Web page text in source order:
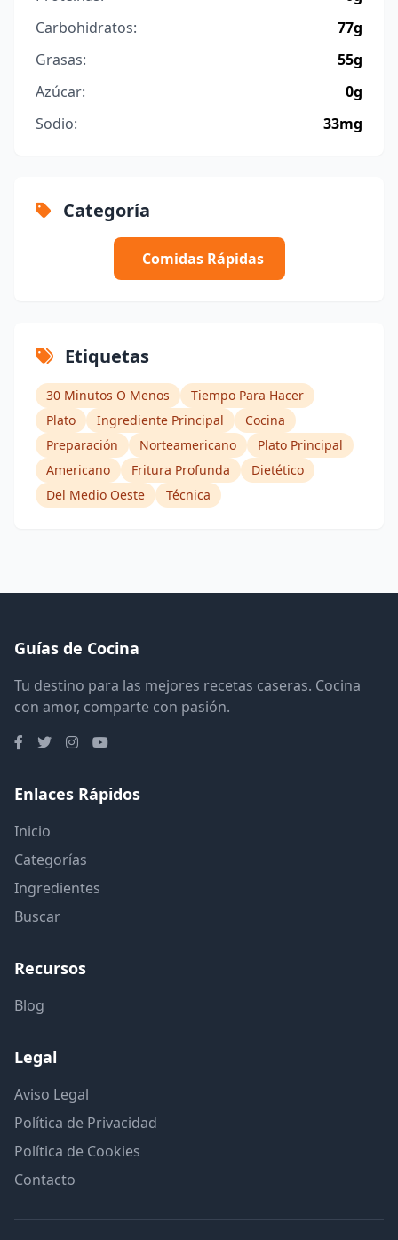
Carbohidratos:
77g
Grasas:
55g
Azúcar:
0g
Sodio:
33mg
Categoría
Comidas Rápidas
Etiquetas
30 Minutos O Menos
Tiempo Para Hacer
Plato
Ingrediente Principal
Cocina
Preparación
Norteamericano
Plato Principal
Americano
Fritura Profunda
Dietético
Del Medio Oeste
Técnica
Guías de Cocina
Tu destino para las mejores recetas caseras. Cocina
con amor, comparte con pasión.
Enlaces Rápidos
Inicio
Categorías
Ingredientes
Buscar
Recursos
Blog
Legal
Aviso Legal
Política de Privacidad
Política de Cookies
Contacto